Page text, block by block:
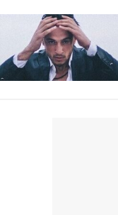
SALUD DIETAS
ENTRENAMIENTO
TECH
MÓVILES FOTO